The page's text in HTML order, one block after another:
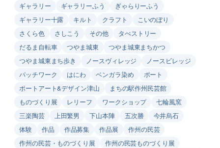
ギャラリー
ギャラリーふう
ぎゃらりーふう
ギャラリー十露
キルト クラフト
こいのぼり
さくら色
さしこう その他
タぺストリー
だるま自転車
つやま城東
つやま城東まちかつ
つやま城東まち歩き
ノースヴィレッジ
ノースビレッジ
パッチワーク
はにわ ベンガラ染め
ポート
ポートアート&デザイン津山
まちの駅作州民芸館
ものづくり展
レリーフ ワークショップ
七輪風窯
三楽陶芸
上田繁男 下山本陣 五次勝
今井烏石
体験
作品 作品募集 作品展
作州の民芸
作州の民芸・ものづくり展
作州の民芸ものづくり展